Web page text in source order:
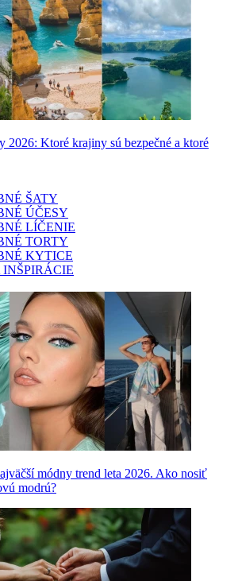
2026: Ktoré krajiny sú bezpečné a ktoré
ŠATY
ÚČESY
LÍČENIE
TORTY
KYTICE
módny trend leta 2026. Ako nosiť
modrú?